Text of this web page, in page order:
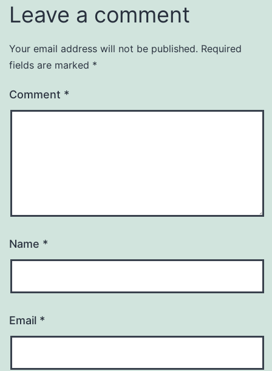
Leave a comment
Your email address will not be published. Required
fields are marked *
Comment *
Name *
Email *